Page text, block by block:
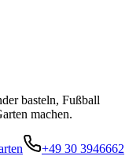
basteln, Fußball
machen.
+49 30 3946662